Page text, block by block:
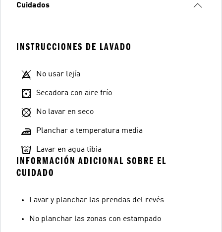
Cuidados
INSTRUCCIONES DE LAVADO
No usar lejía
Secadora con aire frío
No lavar en seco
Planchar a temperatura media
Lavar en agua tibia
INFORMACIÓN ADICIONAL SOBRE EL
CUIDADO
Lavar y planchar las prendas del revés
No planchar las zonas con estampado